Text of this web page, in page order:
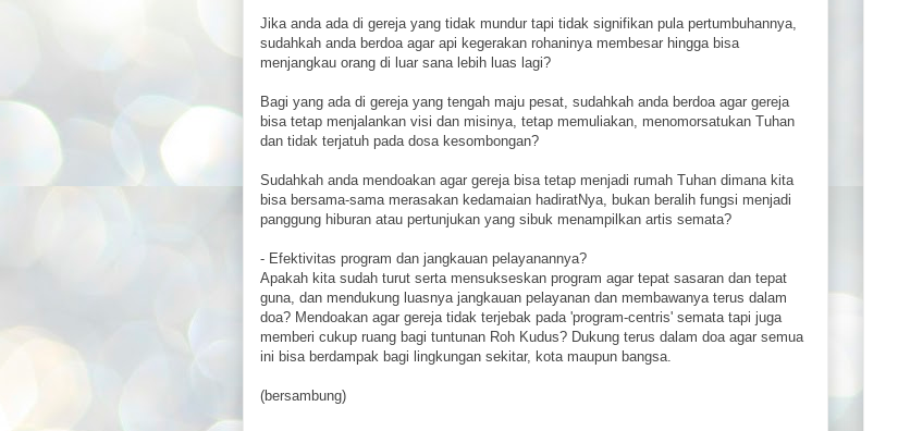
Jika anda ada di gereja yang tidak mundur tapi tidak signifikan pula pertumbuhannya,
sudahkah anda berdoa agar api kegerakan rohaninya membesar hingga bisa
menjangkau orang di luar sana lebih luas lagi?
Bagi yang ada di gereja yang tengah maju pesat, sudahkah anda berdoa agar gereja
bisa tetap menjalankan visi dan misinya, tetap memuliakan, menomorsatukan Tuhan
dan tidak terjatuh pada dosa kesombongan?
Sudahkah anda mendoakan agar gereja bisa tetap menjadi rumah Tuhan dimana kita
bisa bersama-sama merasakan kedamaian hadiratNya, bukan beralih fungsi menjadi
panggung hiburan atau pertunjukan yang sibuk menampilkan artis semata?
- Efektivitas program dan jangkauan pelayanannya?
Apakah kita sudah turut serta mensukseskan program agar tepat sasaran dan tepat
guna, dan mendukung luasnya jangkauan pelayanan dan membawanya terus dalam
doa? Mendoakan agar gereja tidak terjebak pada 'program-centris' semata tapi juga
memberi cukup ruang bagi tuntunan Roh Kudus? Dukung terus dalam doa agar semua
ini bisa berdampak bagi lingkungan sekitar, kota maupun bangsa.
(bersambung)